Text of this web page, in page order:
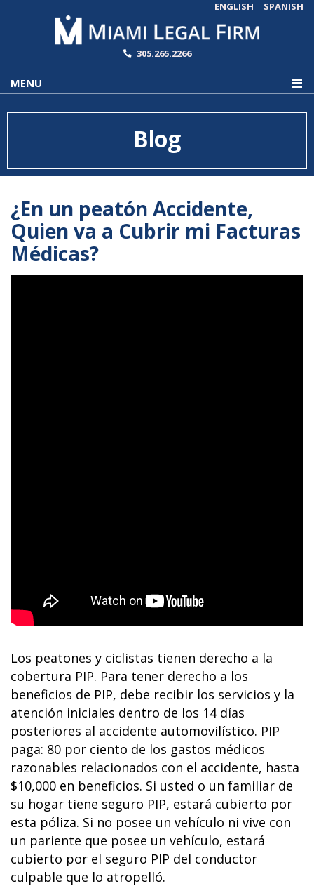
ENGLISH SPANISH
MENU
305.265.2266
Blog
¿En un peatón Accidente,
Quien va a Cubrir mi Facturas
Médicas?
Los peatones y ciclistas tienen derecho a la
cobertura PIP. Para tener derecho a los
beneficios de PIP, debe recibir los servicios y la
atención iniciales dentro de los 14 días
posteriores al accidente automovilístico. PIP
paga: 80 por ciento de los gastos médicos
razonables relacionados con el accidente, hasta
$10,000 en beneficios. Si usted o un familiar de
su hogar tiene seguro PIP, estará cubierto por
esta póliza. Si no posee un vehículo ni vive con
un pariente que posee un vehículo, estará
cubierto por el seguro PIP del conductor
culpable que lo atropelló.